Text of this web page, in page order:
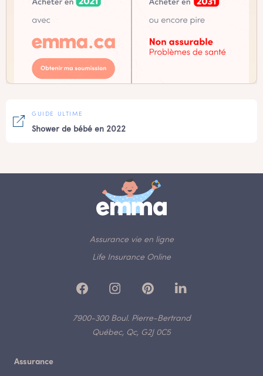
GUIDE ULTIME
Shower de bébé en 2022
Assurance vie en ligne
Life Insurance Online
7900-300 Boul. Pierre-Bertrand
Québec, Qc, G2J 0C5
Assurance